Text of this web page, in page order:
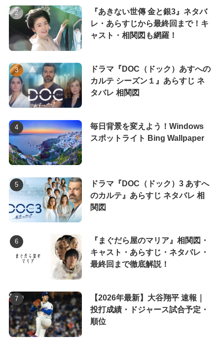
『あきない世傳 金と銀3』ネタバ
レ・あらすじから最終回まで！キ
ャスト・相関図も網羅！
ドラマ『DOC（ドック）あすへの
カルテ シーズン１』あらすじ ネ
タバレ 相関図
毎日背景を変えよう！Windows
スポットライト Bing Wallpaper
ドラマ『DOC（ドック）3 あすへ
のカルテ』あらすじ ネタバレ 相
関図
『まぐだら屋のマリア』相関図・
キャスト・あらすじ・ネタバレ・
最終回まで徹底解説！
【2026年最新】大谷翔平 速報｜
投打成績・ドジャース試合予定・
順位